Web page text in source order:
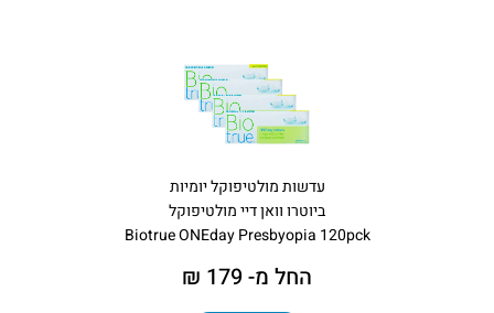
עדשות מולטיפוקל יומיות
ביוטרו וואן דיי מולטיפוקל
Biotrue ONEday Presbyopia 120pck
החל מ- 179 ₪